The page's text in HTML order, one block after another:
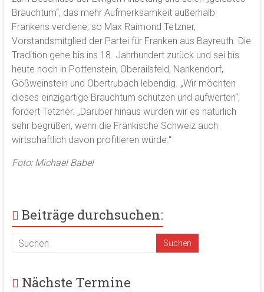
Brauchtum“, das mehr Aufmerksamkeit außerhalb
Frankens verdiene, so Max Raimond Tetzner,
Vorstandsmitglied der Partei für Franken aus Bayreuth. Die
Tradition gehe bis ins 18. Jahrhundert zurück und sei bis
heute noch in Pottenstein, Oberailsfeld, Nankendorf,
Gößweinstein und Obertrubach lebendig. „Wir möchten
dieses einzigartige Brauchtum schützen und aufwerten“,
fordert Tetzner. „Darüber hinaus würden wir es natürlich
sehr begrüßen, wenn die Fränkische Schweiz auch
wirtschaftlich davon profitieren würde.“
Foto: Michael Babel
Beiträge durchsuchen:
Nächste Termine